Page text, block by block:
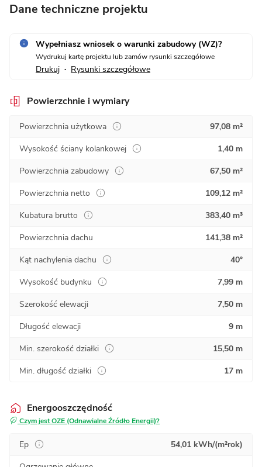
Dane techniczne projektu
Wypełniasz wniosek o warunki zabudowy (WZ)?
Wydrukuj kartę projektu lub zamów rysunki szczegółowe
Drukuj • Rysunki szczegółowe
Powierzchnie i wymiary
Powierzchnia użytkowa
97,08 m²
Wysokość ściany kolankowej
1,40 m
Powierzchnia zabudowy
67,50 m²
Powierzchnia netto
109,12 m²
Kubatura brutto
383,40 m³
Powierzchnia dachu
141,38 m²
Kąt nachylenia dachu
40°
Wysokość budynku
7,99 m
Szerokość elewacji
7,50 m
Długość elewacji
9 m
Min. szerokość działki
15,50 m
Min. długość działki
17 m
Energooszczędność
Czym jest OZE (Odnawialne Źródło Energii)?
Ep
54,01 kWh/(m²rok)